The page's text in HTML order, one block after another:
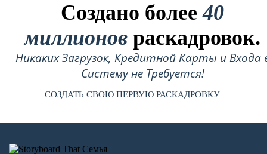
Создано более40
миллионов раскадровок.
Никаких Загрузок, Кредитной Карты и Входа
Систему не Требуется!
СОЗДАТЬ СВОЮ ПЕРВУЮ РАСКАДРОВКУ